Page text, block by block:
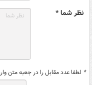
نظر شما *
* لطفا عدد مقابل را در جعبه متن